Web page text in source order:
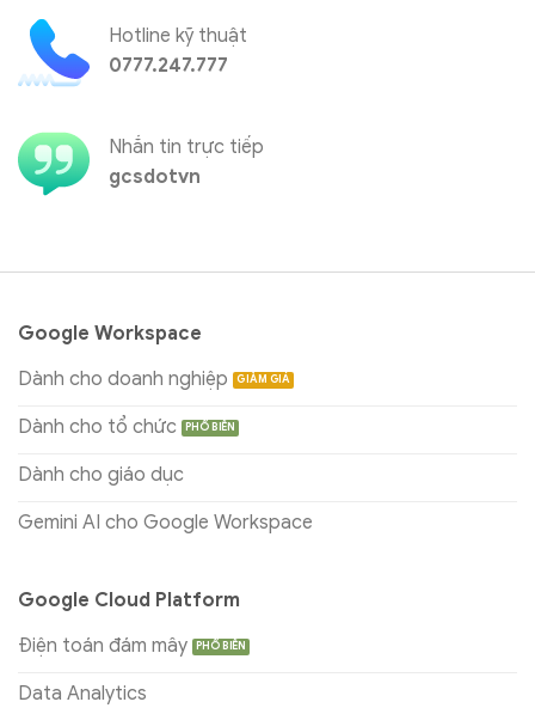
Hotline kỹ thuật
0777.247.777
Nhắn tin trực tiếp
gcsdotvn
Google Workspace
Dành cho doanh nghiệp
Dành cho tổ chức
Dành cho giáo dục
Gemini AI cho Google Workspace
Google Cloud Platform
Điện toán đám mây
Data Analytics